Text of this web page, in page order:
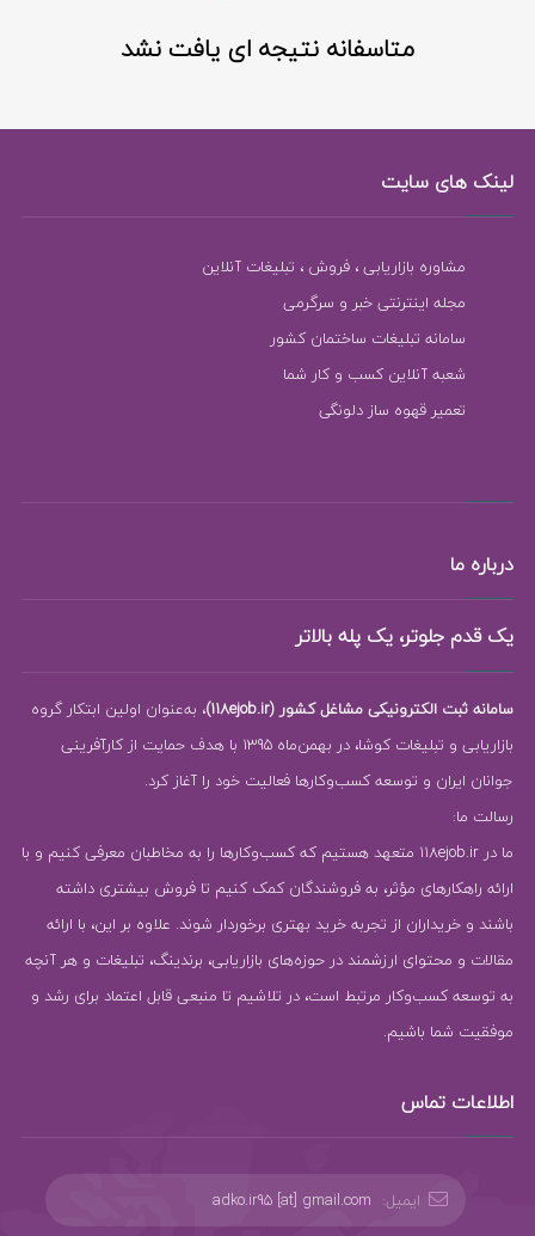
متاسفانه نتیجه ای یافت نشد
لینک های سایت
مشاوره بازاریابی ، فروش ، تبلیغات آنلاین
مجله اینترنتی خبر و سرگرمی
سامانه تبلیغات ساختمان کشور
شعبه آنلاین کسب و کار شما
تعمیر قهوه ساز دلونگی
درباره ما
یک قدم جلوتر، یک پله بالاتر
سامانه ثبت الکترونیکی مشاغل کشور (118ejob.ir)
، به‌عنوان اولین ابتکار گروه
بازاریابی و تبلیغات کوشا، در بهمن‌ماه 1395 با هدف حمایت از کارآفرینی
جوانان ایران و توسعه کسب‌وکارها فعالیت خود را آغاز کرد.
رسالت ما:
ما در 118ejob.ir متعهد هستیم که کسب‌وکارها را به مخاطبان معرفی کنیم و با
ارائه راهکارهای مؤثر، به فروشندگان کمک کنیم تا فروش بیشتری داشته
باشند و خریداران از تجربه خرید بهتری برخوردار شوند. علاوه بر این، با ارائه
مقالات و محتوای ارزشمند در حوزه‌های بازاریابی، برندینگ، تبلیغات و هر آنچه
به توسعه کسب‌وکار مرتبط است، در تلاشیم تا منبعی قابل اعتماد برای رشد و
موفقیت شما باشیم.
اطلاعات تماس
ایمیل: adko.ir95 [at] gmail.com